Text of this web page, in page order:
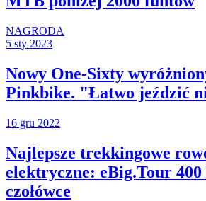
NAGRODA
5 sty 2023
Nowy One-Sixty
Pinkbike. "Łatwo jeździć
16 gru 2022
Najlepsze trekkingowe
elektryczne: eBig.Tour
czołówce